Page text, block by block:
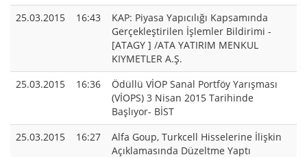
25.03.2015
16:43
KAP: Piyasa Yapıcılığı Kapsamında
Gerçekleştirilen İşlemler Bildirimi -
[ATAGY ] /ATA YATIRIM MENKUL
KIYMETLER A.Ş.
25.03.2015
16:36
Ödüllü VİOP Sanal Portföy Yarışması
(VİOPS) 3 Nisan 2015 Tarihinde
Başlıyor- BİST
25.03.2015
16:27
Alfa Goup, Turkcell Hisselerine İlişkin
Açıklamasında Düzeltme Yaptı